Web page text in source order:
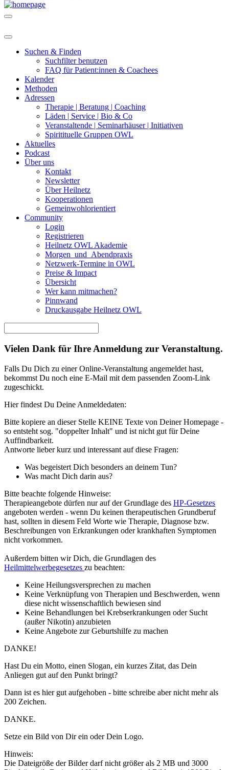
Suchen & Finden
Suchfilter benutzen
FAQ für Patient:innen & Coachees
Kalender
Methoden
Adressen
Therapie | Beratung | Coaching
Läden | Service | Bio & Co
Veranstaltende | Seminarhäuser | Initiativen
Spiritituelle Gruppen OWL
Aktuelles
Podcast
Über uns
Kontakt
Newsletter
Über Heilnetz
Kooperationen
Gemeinwohlorientiert
Community
Login
Registrieren
Heilnetz OWL Akademie
Morgen_und_Abendpraxis
Netzwerk-Termine in OWL
Preise & Impact
Übersicht
Wer kann mitmachen?
Pinnwand
Druckausgabe Heilnetz OWL
Vielen Dank für Ihre Anmeldung zur Veranstaltung.
Falls Du Dich zu einer Online-Veranstaltung angemeldet hast,
bekommst Du noch eine E-Mail mit dem passenden Zoom-Link
zugeschickt.
Hier findest Du Deine Anmeldedaten:
Bitte kopiere an dieser Stelle KEINE Texte von Deiner Homepage -
so entsteht sog. "doppelter Inhalt" und ist nicht gut für Deine
Auffindbarkeit.
Antworte lieber kurz und interessant auf diese Fragen:
Was begeistert Dich besonders an deinem Tun?
Was macht Dich darin aus?
Bitte beachte folgende Hinweise:
Therapieangebote dürfen nur auf der Grundlage des HP-Gesetzes
angeboten werden - wenn Du keinen therapeutischen Grundberuf
hast, sollten in diesem Feld Worte wie Therapie, Diagnose bzw.
Beschreibungen von Erkrankungen oder krankhaften Symptomen
nicht vorkommen.
Außerdem bitten wir Dich, die Grundlagen des
Heilmittelwerbegesetzes zu beachten:
Keine Heilungsversprechen zu machen
Keine Verknüpfung von Therapien und Beschwerden, wenn
diese nicht wissenschaftlich bewiesen sind
Keine Behandlungen bei Krebserkrankungen oder Sucht
(außer Nikotin) anzubieten
Keine Angebote zur Geburtshilfe zu machen
DANKE!
Hast Du ein Motto, einen Slogan, ein kurzes Zitat, das Dein
Anliegen gut auf den Punkt bringt?
Dann ist es hier gut aufgehoben - bitte schreibe aber nicht mehr als
200 Zeichen.
DANKE.
Setze ein Bild von Dir ein oder Dein Logo.
Hinweis:
Die Dateigröße der Bilder darf nicht größer als 2 MB und 3000